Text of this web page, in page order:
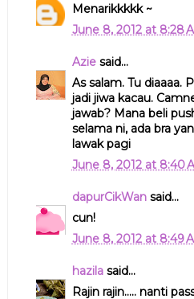
Menarikkkkk ~
June 8, 2012 at 8:28
Aziesaid...
As salam. Tu diaaaa.
jadi jiwa kacau.
jawab? Mana beli
selama ni, ada bra
lawak pagi
June 8, 2012 at 8:40
dapurCikWansaid...
cun!
June 8, 2012 at 8:49
hazilasaid...
Rajin rajin..... nanti